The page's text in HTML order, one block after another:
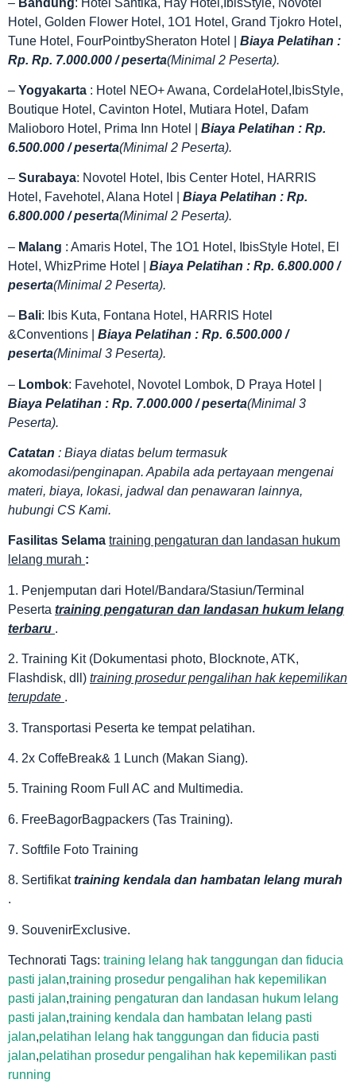
Hotel, Golden Flower Hotel, 1O1 Hotel, Grand Tjokro Hotel,
Tune Hotel, FourPointbySheraton Hotel | Biaya Pelatihan :
Rp. Rp. 7.000.000 / peserta(Minimal 2 Peserta).
– Yogyakarta : Hotel NEO+ Awana, CordelaHotel,IbisStyle,
Boutique Hotel, Cavinton Hotel, Mutiara Hotel, Dafam
Malioboro Hotel, Prima Inn Hotel | Biaya Pelatihan : Rp.
6.500.000 / peserta(Minimal 2 Peserta).
– Surabaya: Novotel Hotel, Ibis Center Hotel, HARRIS
Hotel, Favehotel, Alana Hotel | Biaya Pelatihan : Rp.
6.800.000 / peserta(Minimal 2 Peserta).
– Malang : Amaris Hotel, The 1O1 Hotel, IbisStyle Hotel, El
Hotel, WhizPrime Hotel | Biaya Pelatihan : Rp. 6.800.000 /
peserta(Minimal 2 Peserta).
– Bali: Ibis Kuta, Fontana Hotel, HARRIS Hotel
&Conventions | Biaya Pelatihan : Rp. 6.500.000 /
peserta(Minimal 3 Peserta).
– Lombok: Favehotel, Novotel Lombok, D Praya Hotel |
Biaya Pelatihan : Rp. 7.000.000 / peserta(Minimal 3
Peserta).
Catatan : Biaya diatas belum termasuk
akomodasi/penginapan. Apabila ada pertayaan mengenai
materi, biaya, lokasi, jadwal dan penawaran lainnya,
hubungi CS Kami.
Fasilitas Selama training pengaturan dan landasan hukum
lelang murah :
1. Penjemputan dari Hotel/Bandara/Stasiun/Terminal
Peserta training pengaturan dan landasan hukum lelang
terbaru .
2. Training Kit (Dokumentasi photo, Blocknote, ATK,
Flashdisk, dll) training prosedur pengalihan hak kepemilikan
terupdate .
3. Transportasi Peserta ke tempat pelatihan.
4. 2x CoffeBreak& 1 Lunch (Makan Siang).
5. Training Room Full AC and Multimedia.
6. FreeBagorBagpackers (Tas Training).
7. Softfile Foto Training
8. Sertifikattraining kendala dan hambatan lelang murah
.
9. SouvenirExclusive.
Technorati Tags: training lelang hak tanggungan dan fiducia
pasti jalan,training prosedur pengalihan hak kepemilikan
pasti jalan,training pengaturan dan landasan hukum lelang
pasti jalan,training kendala dan hambatan lelang pasti
jalan,pelatihan lelang hak tanggungan dan fiducia pasti
jalan,pelatihan prosedur pengalihan hak kepemilikan pasti
running